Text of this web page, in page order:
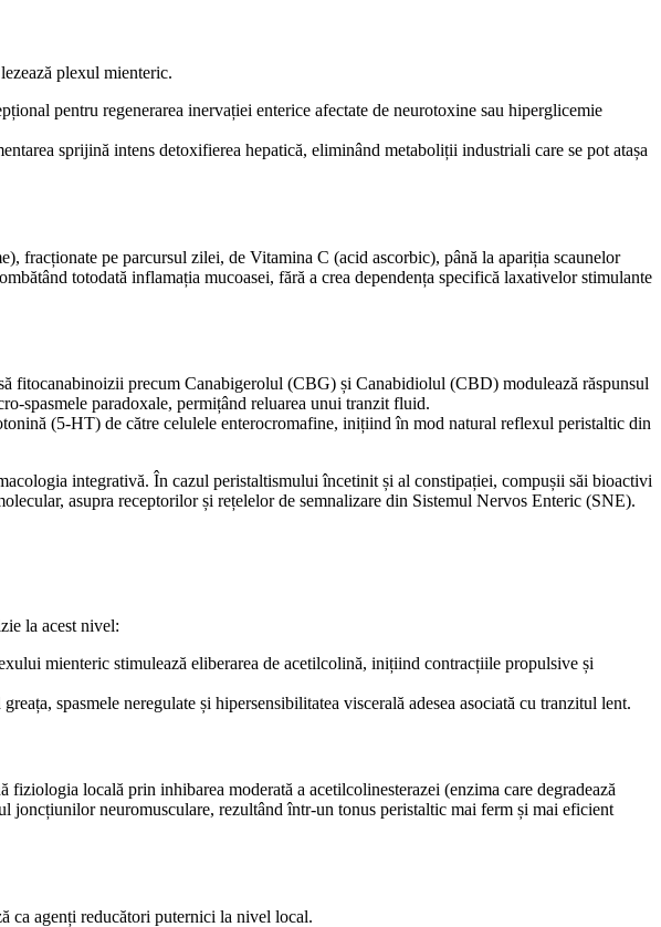
plexul mienteric.
pentru regenerarea inervației enterice afectate de neurotoxine sau hiperglicemie
sprijină intens detoxifierea hepatică, eliminând metaboliții industriali care se pot atașa
fracționate pe parcursul zilei, de Vitamina C (acid ascorbic), până la apariția scaunelor
totodată inflamația mucoasei, fără a crea dependența specifică laxativelor stimulante
fitocanabinoizii precum Canabigerolul (CBG) și Canabidiolul (CBD) modulează răspunsul
spasmele paradoxale, permițând reluarea unui tranzit fluid.
(5-HT) de către celulele enterocromafine, inițiind în mod natural reflexul peristaltic din
integrativă. În cazul peristaltismului încetinit și al constipației, compușii săi bioactivi
asupra receptorilor și rețelelor de semnalizare din Sistemul Nervos Enteric (SNE).
la acest nivel:
mienteric stimulează eliberarea de acetilcolină, inițiind contracțiile propulsive și
spasmele neregulate și hipersensibilitatea viscerală adesea asociată cu tranzitul lent.
locală prin inhibarea moderată a acetilcolinesterazei (enzima care degradează
joncțiunilor neuromusculare, rezultând într-un tonus peristaltic mai ferm și mai eficient
ca agenți reducători puternici la nivel local.